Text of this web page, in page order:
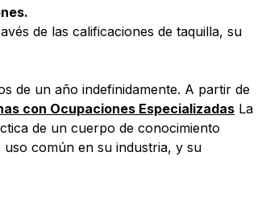
de las calificaciones de taquilla, su
de un año indefinidamente. A partir de
con Ocupaciones Especializadas La
de un cuerpo de conocimiento
uso común en su industria, y su